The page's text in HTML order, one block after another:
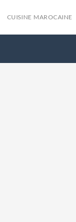
CUISINE MAROCAINE